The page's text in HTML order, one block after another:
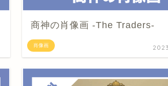
肖像画
商神の肖像画 -The Traders-